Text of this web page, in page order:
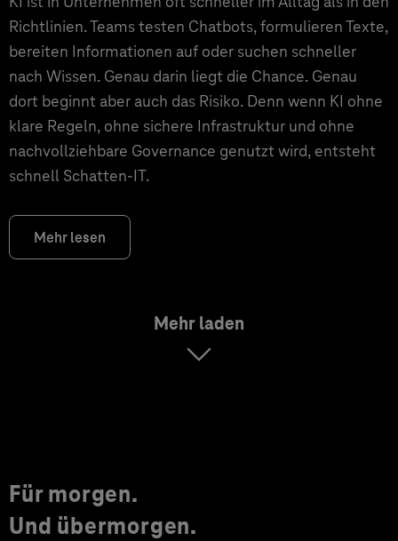
Richtlinien. Teams testen Chatbots, formulieren Texte,
bereiten Informationen auf oder suchen schneller
nach Wissen. Genau darin liegt die Chance. Genau
dort beginnt aber auch das Risiko. Denn wenn KI ohne
klare Regeln, ohne sichere Infrastruktur und ohne
nachvollziehbare Governance genutzt wird, entsteht
schnell Schatten-IT.
Mehr lesen
Mehr laden
Für morgen.
Und übermorgen.